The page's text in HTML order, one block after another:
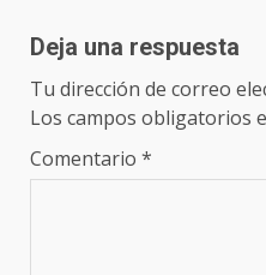
Deja una respuesta
Tu dirección de correo
Los campos obligatorios
Comentario *